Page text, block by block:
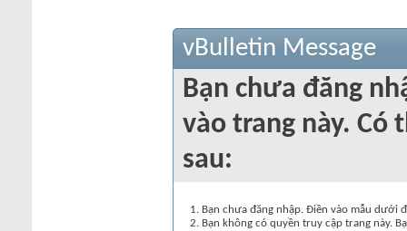
vBulletin Message
Bạn chưa đăng
vào trang này. Có
sau:
Bạn chưa đăng nhập. Điền vào mẫu dưới
Bạn không có quyền truy cập trang này.